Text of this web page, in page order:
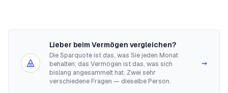
Lieber beim Vermögen vergleichen?
Die Sparquote ist das, was Sie jeden Monat
behalten; das Vermögen ist das, was sich
bislang angesammelt hat. Zwei sehr
verschiedene Fragen — dieselbe Person.
→